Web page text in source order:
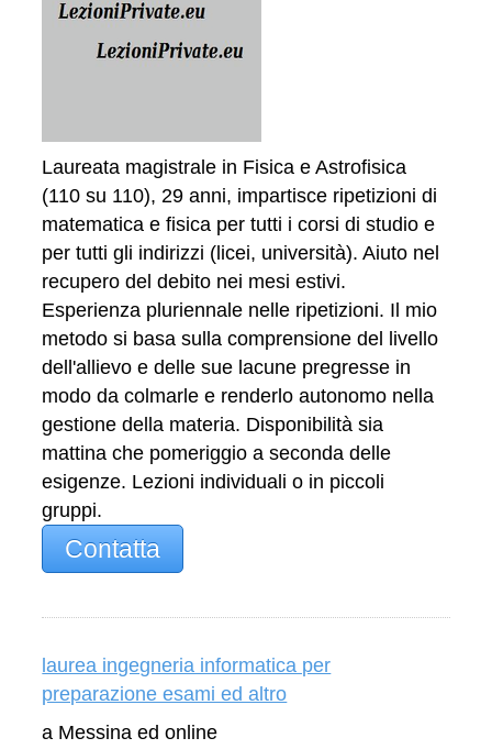
Laureata magistrale in Fisica e Astrofisica
(110 su 110), 29 anni, impartisce ripetizioni di
matematica e fisica per tutti i corsi di studio e
per tutti gli indirizzi (licei, università). Aiuto nel
recupero del debito nei mesi estivi.
Esperienza pluriennale nelle ripetizioni. Il mio
metodo si basa sulla comprensione del livello
dell'allievo e delle sue lacune pregresse in
modo da colmarle e renderlo autonomo nella
gestione della materia. Disponibilità sia
mattina che pomeriggio a seconda delle
esigenze. Lezioni individuali o in piccoli
gruppi.
Contatta
laurea ingegneria informatica per
preparazione esami ed altro
a Messina ed online